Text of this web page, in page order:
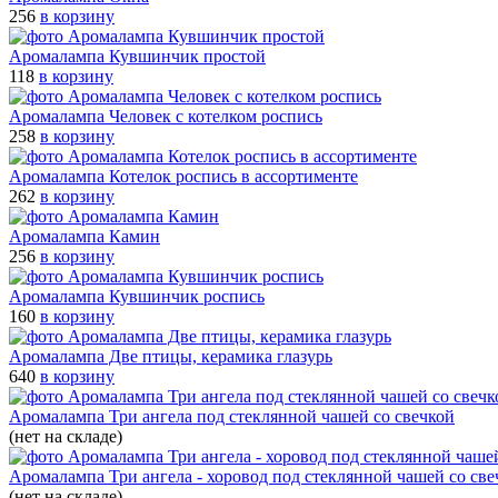
256 в корзину
Аромалампа Кувшинчик простой
118 в корзину
Аромалампа Человек с котелком роспись
258 в корзину
Аромалампа Котелок роспись в ассортименте
262 в корзину
Аромалампа Камин
256 в корзину
Аромалампа Кувшинчик роспись
160 в корзину
Аромалампа Две птицы, керамика глазурь
640 в корзину
Аромалампа Три ангела под стеклянной чашей со свечкой
(нет на складе)
Аромалампа Три ангела - хоровод под стеклянной чашей со